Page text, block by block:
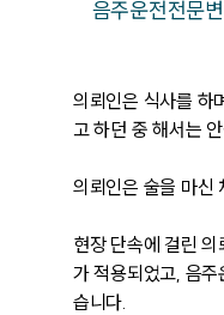
음주운전전문
의뢰인은 식사를 하
고 하던 중 해서는
의뢰인은 술을 마신
현장 단속에 걸린
가 적용되었고, 음
습니다.